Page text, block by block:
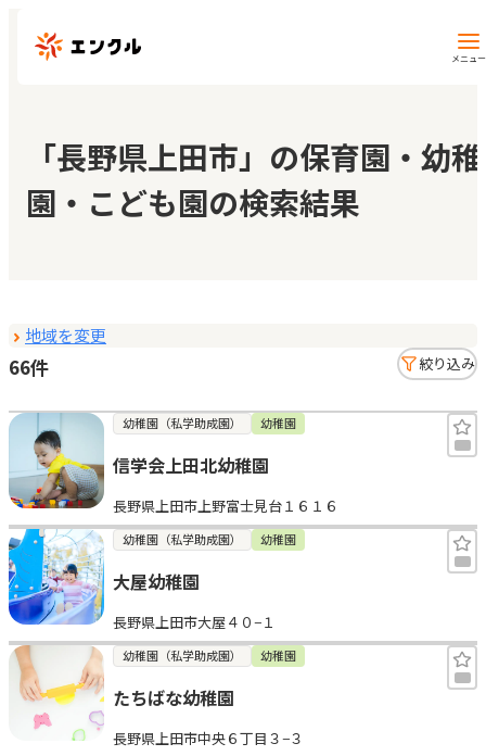
メニュー
保育園・幼稚園を探す
地図から探す
マイページ
お気に入り
見学日記
メッセージ
おすすめの園
エンクルの特徴と活用方法
コラム
お知らせ
「長野県上田市」の保育園・幼稚
園・こども園の検索結果
地域を変更
66件 絞り込み
幼稚園（私学助成園） 幼稚園
信学会上田北幼稚園
長野県上田市上野富士見台１６１６
幼稚園（私学助成園） 幼稚園
大屋幼稚園
長野県上田市大屋４０−１
幼稚園（私学助成園） 幼稚園
たちばな幼稚園
長野県上田市中央６丁目３−３